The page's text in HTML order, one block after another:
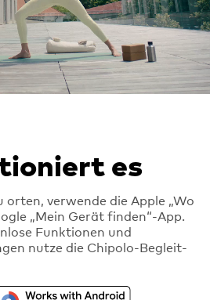
es
orten, verwende die Apple „Wo
„Mein Gerät finden“-App.
Funktionen und
nutze die Chipolo-Begleit-